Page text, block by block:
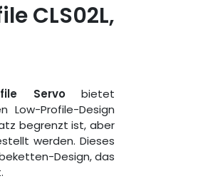
CLS02L,
Servobietet
Low-Profile-Design
begrenzt ist, aber
werden. Dieses
Design, das